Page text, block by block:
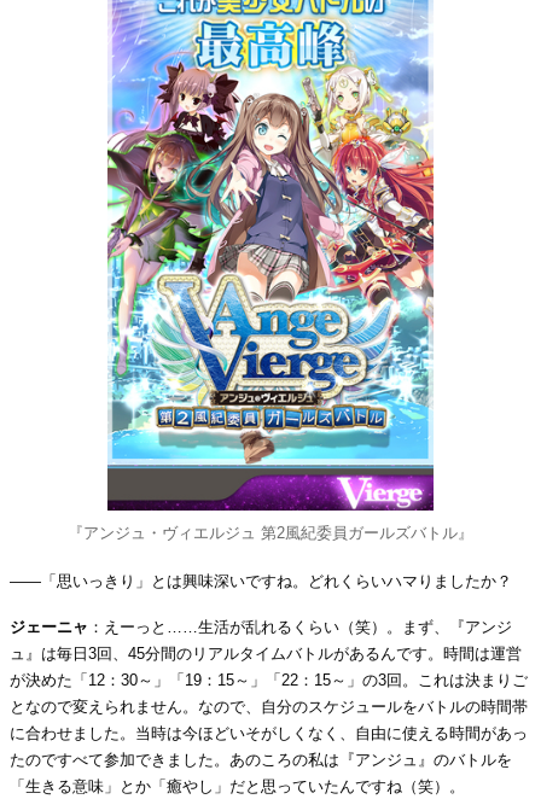
『アンジュ・ヴィエルジュ 第2風紀委員ガールズバトル』
――「思いっきり」とは興味深いですね。どれくらいハマりましたか？
ジェーニャ ：えーっと……生活が乱れるくらい（笑）。まず、『アンジ
ュ』は毎日3回、45分間のリアルタイムバトルがあるんです。時間は運営
が決めた「12：30～」「19：15～」「22：15～」の3回。これは決まりご
となので変えられません。なので、自分のスケジュールをバトルの時間帯
に合わせました。当時は今ほどいそがしくなく、自由に使える時間があっ
たのですべて参加できました。あのころの私は『アンジュ』のバトルを
「生きる意味」とか「癒やし」だと思っていたんですね（笑）。